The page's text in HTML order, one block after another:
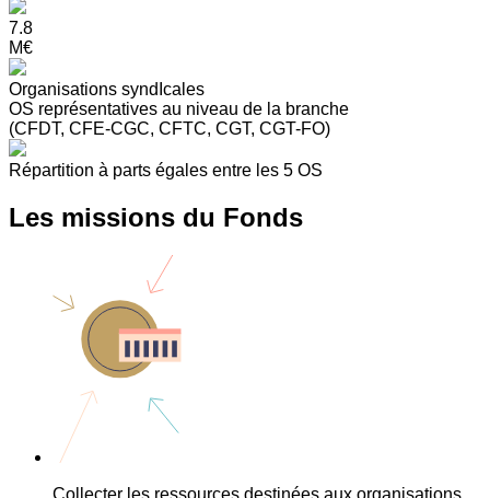
7.8
M€
Organisations syndIcales
OS représentatives au niveau de la branche
(CFDT, CFE-CGC, CFTC, CGT, CGT-FO)
Répartition à parts égales entre les 5 OS
Les missions du Fonds
Collecter les ressources destinées aux organisations